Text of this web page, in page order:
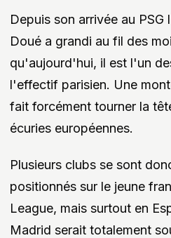
Depuis son arrivée au PSG
Doué a grandi au fil des
qu'aujourd'hui, il est l'un
l'effectif parisien. Une
fait forcément tourner la
écuries européennes.
Plusieurs clubs se sont
positionnés sur le jeune
League, mais surtout en
Madrid serait totalement